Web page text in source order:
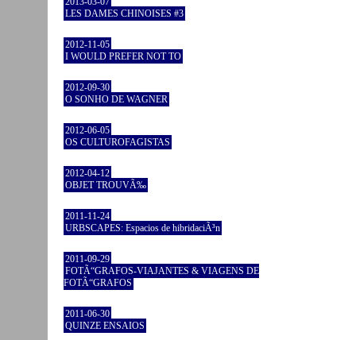
LES DAMES CHINOISES #3
2012-11-05
I WOULD PREFER NOT TO
2012-09-30
O SONHO DE WAGNER
2012-06-05
OS CULTUROFAGISTAS
2012-04-12
OBJET TROUVÃ‰
2011-11-24
URBSCAPES: Espacios de hibridaciÃ³n
2011-09-29
FOTÃ“GRAFOS-VIAJANTES & VIAGENS DE
FOTÃ“GRAFOS
2011-06-30
QUINZE ENSAIOS